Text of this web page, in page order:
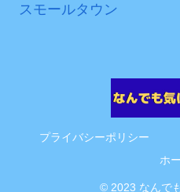
スモールタウン
プライバシーポリシー
ホ
© 2023 なんで